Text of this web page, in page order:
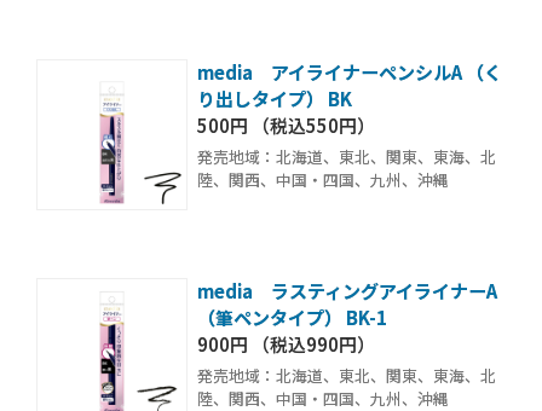
media アイライナーペンシルA （く
り出しタイプ） BK
500円 （税込550円）
発売地域：北海道、東北、関東、東海、北
陸、関西、中国・四国、九州、沖縄
media ラスティングアイライナーA
（筆ペンタイプ） BK-1
900円 （税込990円）
発売地域：北海道、東北、関東、東海、北
陸、関西、中国・四国、九州、沖縄